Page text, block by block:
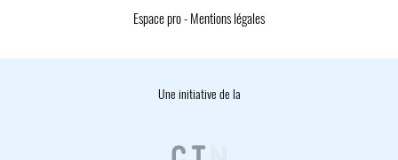
Espace pro- Mentions légales
Une initiative de la